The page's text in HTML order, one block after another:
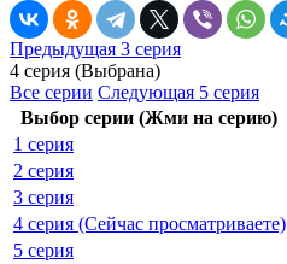
Предыдущая 3 серия
4 серия (Выбрана)
Все серии Следующая 5 серия
Выбор серии (Жми на серию)
1 серия
2 серия
3 серия
4 серия (Сейчас просматриваете)
5 серия